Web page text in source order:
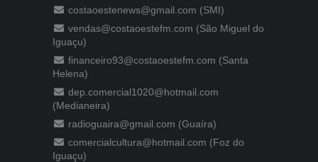
costaoestenews@gmail.com (SMI)
vendas@costaoestefm.com (São Miguel do
Iguaçu)
financeiro93@costaoestefm.com (Santa
Helena)
dep.comercial1020@hotmail.com
(Medianeira)
radioguaira@gmail.com (Guaíra)
comercialcultura@hotmail.com (Foz do
Iguaçu)